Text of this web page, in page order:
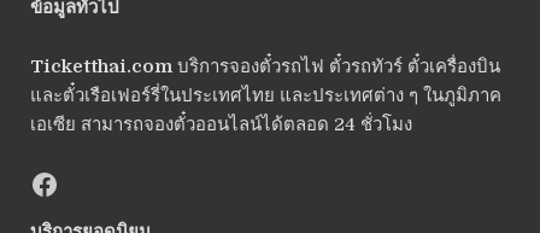
ข้อมูลทั่วไป
Ticketthai.comบริการจองตั๋วรถไฟ ตั๋วรถทัวร์ ตั๋วเครื่องบิน
และตั๋วเรือเฟอร์รี่ในประเทศไทย และประเทศต่าง ๆ ในภูมิภาค
เอเซีย สามารถจองตั๋วออนไลน์ได้ตลอด 24 ชั่วโมง